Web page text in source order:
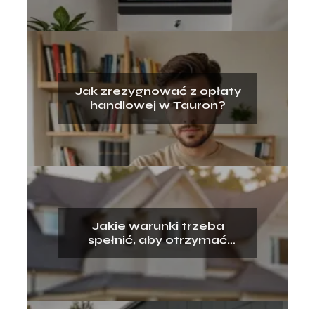
Jak zrezygnować z opłaty
handlowej w Tauron?
Jakie warunki trzeba
spełnić, aby otrzymać